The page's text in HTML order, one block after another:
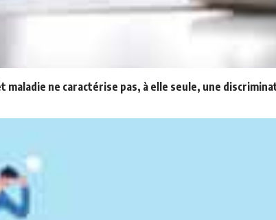
ne caractérise pas, à elle seule, une